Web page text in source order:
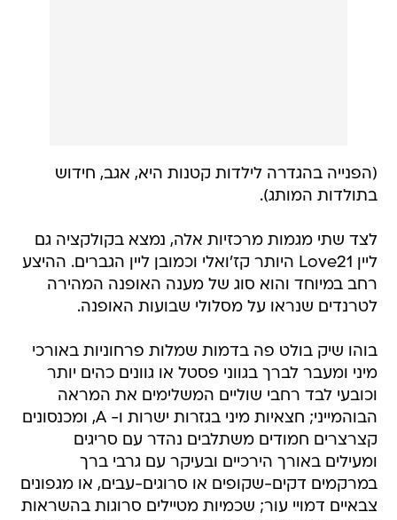
(הפנייה בהגדרה לילדות קטנות היא, אגב, חידוש
בתולדות המותג).
לצד שתי מגמות מרכזיות אלה, נמצא בקולקציה גם
ליין Love21 היותר קז'ואלי וכמובן ליין הגברים. ההיצע
רחב במיוחד והוא סוג של מענה האופנה המהירה
לטרנדים שנראו על מסלולי שבועות האופנה.
בוהו שיק בולט פה בדמות שמלות פרחוניות באורכי
מיני ומעבר לברך בגווני פסטל או גוונים כהים יותר
וכובעי לבד רחבי שוליים המשלימים את המראה
הבוהמייני; חצאיות מיני בגזרות ישרות ו- A, ומכנסונים
קצרצרים חמודים משתלבים נהדר עם סריגים
ומעילים באורך הירכיים ובעיקר עם גרבי ברך
במרקמים דקים-שקופים או סרוגים-עבים, או מגפונים
צבאיים דמויי עור; שכמיות מטיילים סרוגות בהשראות